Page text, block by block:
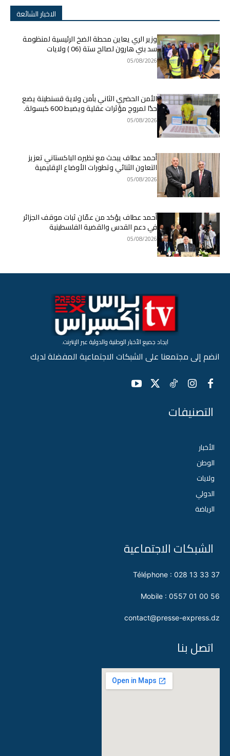
الاخبار الشائعة
وزير الري يعاين محطة الضخ الرئيسية لمنظومة
سد بني هارون لصالح ستة (06 ) ولايات
05/08/2026
الأمن الحضري الثاني بأمن ولاية قسنطينة يضع
حدًا لمروج مؤثرات عقلية ويضبط 600 كبسولة.
05/08/2026
أحمد عطاف يبحث مع نظيره الباكستاني تعزيز
التعاون الثنائي وتطورات الأوضاع الإقليمية
05/08/2026
أحمد عطاف يؤكد من عمّان ثبات موقف الجزائر
في دعم القدس والقضية الفلسطينية
05/08/2026
اتصل بنا
الشبكات الاجتماعية
Téléphone : 028 13 33 37
Mobile : 0557 01 00 56
contact@presse-express.dz
التصنيفات
الأخبار
الوطن
ولايات
الدولي
الرياضة
ايجاد جميع الأخبار الوطنية والدولية عبر الإنترنت.
انضم إلى مجتمعنا على الشبكات الاجتماعية المفضلة لديك